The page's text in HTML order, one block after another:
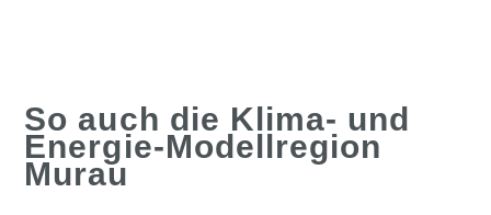
So auch die Klima- und
Energie-Modellregion
Murau